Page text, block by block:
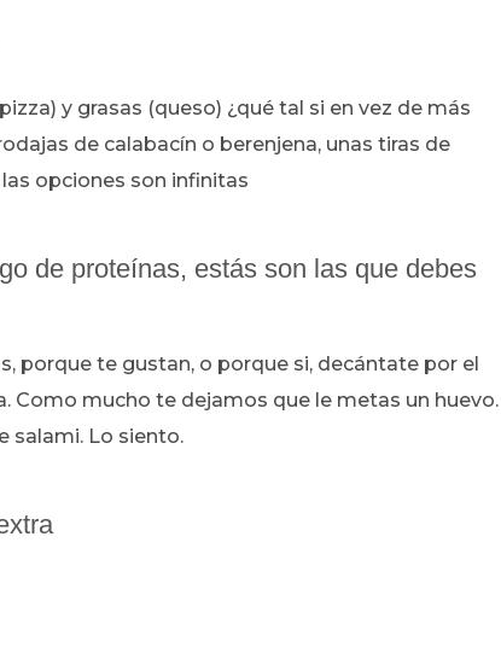
y grasas (queso) ¿qué tal si en vez de más
de calabacín o berenjena, unas tiras de
opciones son infinitas
de proteínas, estás son las que debes
porque te gustan, o porque si, decántate por el
Como mucho te dejamos que le metas un huevo.
salami. Lo siento.